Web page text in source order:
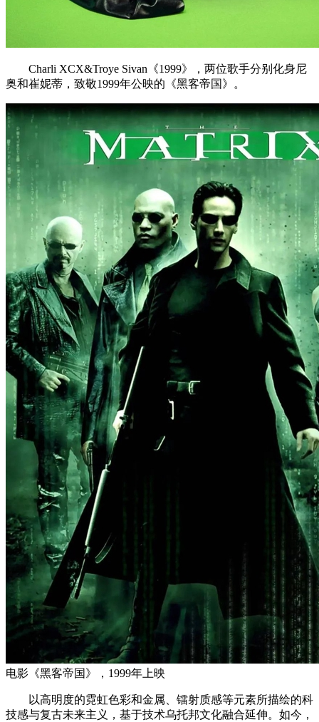
Charli XCX&Troye Sivan《1999》，两位歌手分别化身尼
奥和崔妮蒂，致敬1999年公映的《黑客帝国》。
电影《黑客帝国》，1999年上映
以高明度的霓虹色彩和金属、镭射质感等元素所描绘的科
技感与复古未来主义，基于技术乌托邦文化融合延伸。如今，